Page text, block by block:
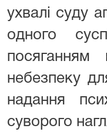
ухвалі суду
одного
небезпеку
надання
суворого